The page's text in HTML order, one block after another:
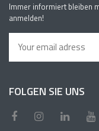
Immer informiert bleiben
anmelden!
FOLGEN SIE UNS